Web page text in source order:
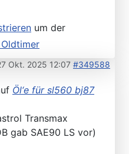
um der
Okt. 2025 12:07 #349588
Öl‘e für sl560 bj87
Transmax
gab SAE90 LS vor)